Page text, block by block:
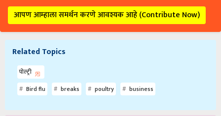
आपण आम्हाला समर्थन करणे आवश्यक आहे (Contribute Now)
Related Topics
पोल्ट्री
Bird flu
breaks poultry business